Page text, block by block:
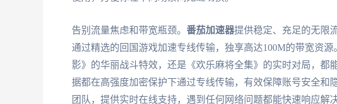
告别流量焦虑和带宽瓶颈。 番茄加速器提供稳定、充足的无限
通过精选的回国游戏加速专线传输，独享高达100M的带宽资
影》的华丽战斗特效，还是《欢乐麻将全集》的实时对局，都
据都在高强度加密保护下通过专线传输，有效保障账号安全和隐
团队，提供实时在线支持，遇到任何网络问题都能快速响应解决